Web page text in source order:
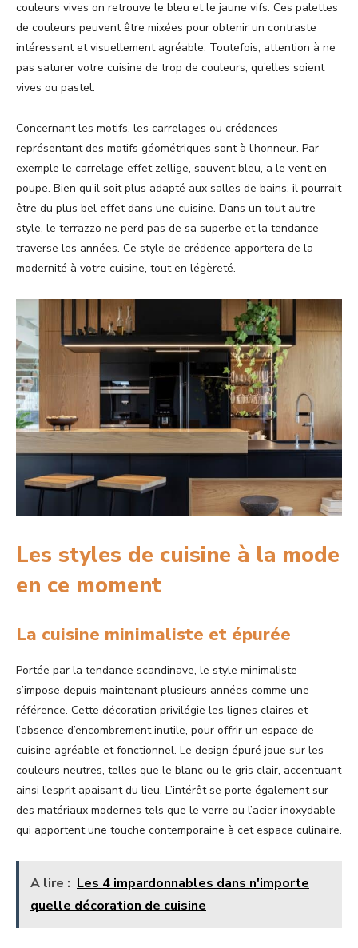
couleurs vives on retrouve le bleu et le jaune vifs. Ces palettes
de couleurs peuvent être mixées pour obtenir un contraste
intéressant et visuellement agréable. Toutefois, attention à ne
pas saturer votre cuisine de trop de couleurs, qu’elles soient
vives ou pastel.
Concernant les motifs, les carrelages ou crédences
représentant des motifs géométriques sont à l’honneur. Par
exemple le carrelage effet zellige, souvent bleu, a le vent en
poupe. Bien qu’il soit plus adapté aux salles de bains, il pourrait
être du plus bel effet dans une cuisine. Dans un tout autre
style, le terrazzo ne perd pas de sa superbe et la tendance
traverse les années. Ce style de crédence apportera de la
modernité à votre cuisine, tout en légèreté.
Les styles de cuisine à la mode
en ce moment
La cuisine minimaliste et épurée
Portée par la tendance scandinave, le style minimaliste
s’impose depuis maintenant plusieurs années comme une
référence. Cette décoration privilégie les lignes claires et
l’absence d’encombrement inutile, pour offrir un espace de
cuisine agréable et fonctionnel. Le design épuré joue sur les
couleurs neutres, telles que le blanc ou le gris clair, accentuant
ainsi l’esprit apaisant du lieu. L’intérêt se porte également sur
des matériaux modernes tels que le verre ou l’acier inoxydable
qui apportent une touche contemporaine à cet espace culinaire.
A lire : Les 4 impardonnables dans n'importe
quelle décoration de cuisine